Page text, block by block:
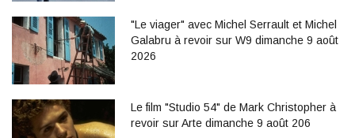
"Le viager" avec Michel Serrault et Michel
Galabru à revoir sur W9 dimanche 9 août
2026
Le film "Studio 54" de Mark Christopher à
revoir sur Arte dimanche 9 août 206